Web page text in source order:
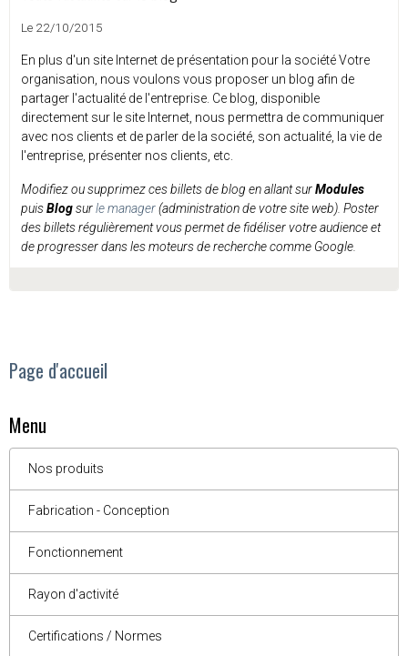
Le 22/10/2015
En plus d'un site Internet de présentation pour la société Votre
organisation, nous voulons vous proposer un blog afin de
partager l'actualité de l'entreprise. Ce blog, disponible
directement sur le site Internet, nous permettra de communiquer
avec nos clients et de parler de la société, son actualité, la vie de
l'entreprise, présenter nos clients, etc.
Modifiez ou supprimez ces billets de blog en allant surModules
puisBlogsurle manager(administration de votre site web). Poster
des billets régulièrement vous permet de fidéliser votre audience et
de progresser dans les moteurs de recherche comme Google.
Page d'accueil
Menu
Nos produits
Fabrication - Conception
Fonctionnement
Rayon d'activité
Certifications / Normes